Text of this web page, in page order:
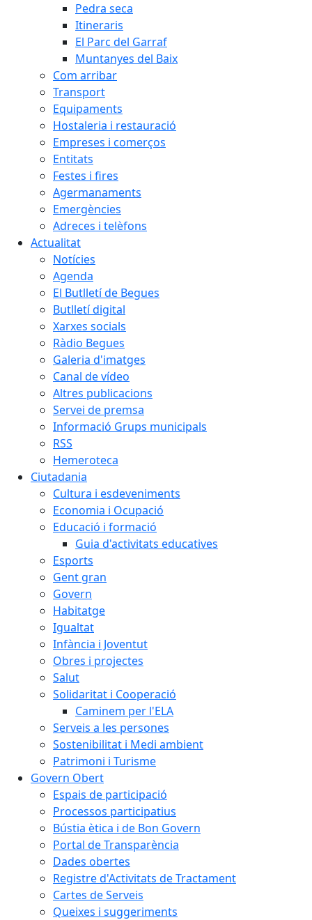
Pedra seca
Itineraris
El Parc del Garraf
Muntanyes del Baix
Com arribar
Transport
Equipaments
Hostaleria i restauració
Empreses i comerços
Entitats
Festes i fires
Agermanaments
Emergències
Adreces i telèfons
Actualitat
Notícies
Agenda
El Butlletí de Begues
Butlletí digital
Xarxes socials
Ràdio Begues
Galeria d'imatges
Canal de vídeo
Altres publicacions
Servei de premsa
Informació Grups municipals
RSS
Hemeroteca
Ciutadania
Cultura i esdeveniments
Economia i Ocupació
Educació i formació
Guia d'activitats educatives
Esports
Gent gran
Govern
Habitatge
Igualtat
Infància i Joventut
Obres i projectes
Salut
Solidaritat i Cooperació
Caminem per l'ELA
Serveis a les persones
Sostenibilitat i Medi ambient
Patrimoni i Turisme
Govern Obert
Espais de participació
Processos participatius
Bústia ètica i de Bon Govern
Portal de Transparència
Dades obertes
Registre d'Activitats de Tractament
Cartes de Serveis
Queixes i suggeriments